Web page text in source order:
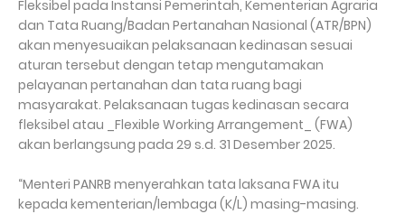
Fleksibel pada Instansi Pemerintah, Kementerian Agraria
dan Tata Ruang/Badan Pertanahan Nasional (ATR/BPN)
akan menyesuaikan pelaksanaan kedinasan sesuai
aturan tersebut dengan tetap mengutamakan
pelayanan pertanahan dan tata ruang bagi
masyarakat. Pelaksanaan tugas kedinasan secara
fleksibel atau _Flexible Working Arrangement_ (FWA)
akan berlangsung pada 29 s.d. 31 Desember 2025.
“Menteri PANRB menyerahkan tata laksana FWA itu
kepada kementerian/lembaga (K/L) masing-masing.